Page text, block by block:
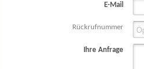
E-Mail
Rückrufnummer
Ihre Anfrage